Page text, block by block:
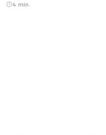
4 min.